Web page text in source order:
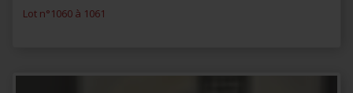
Lot n°1060 à 1061